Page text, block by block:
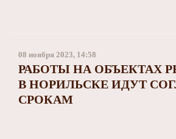
08 ноября 2023, 14:58
РАБОТЫ НА ОБЪЕКТАХ
В НОРИЛЬСКЕ ИДУТ
СРОКАМ